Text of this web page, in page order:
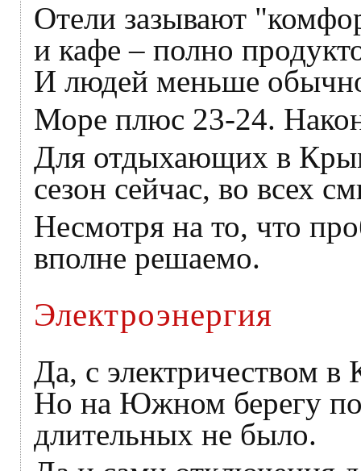
Отели зазывают
и кафе – полно
И людей меньше
Море плюс 23-24.
Для отдыхающих в
сезон сейчас, во всех
Несмотря на то, что
вполне решаемо.
Электроэнергия
Да, с электричеством
Но на Южном берегу
длительных не было.